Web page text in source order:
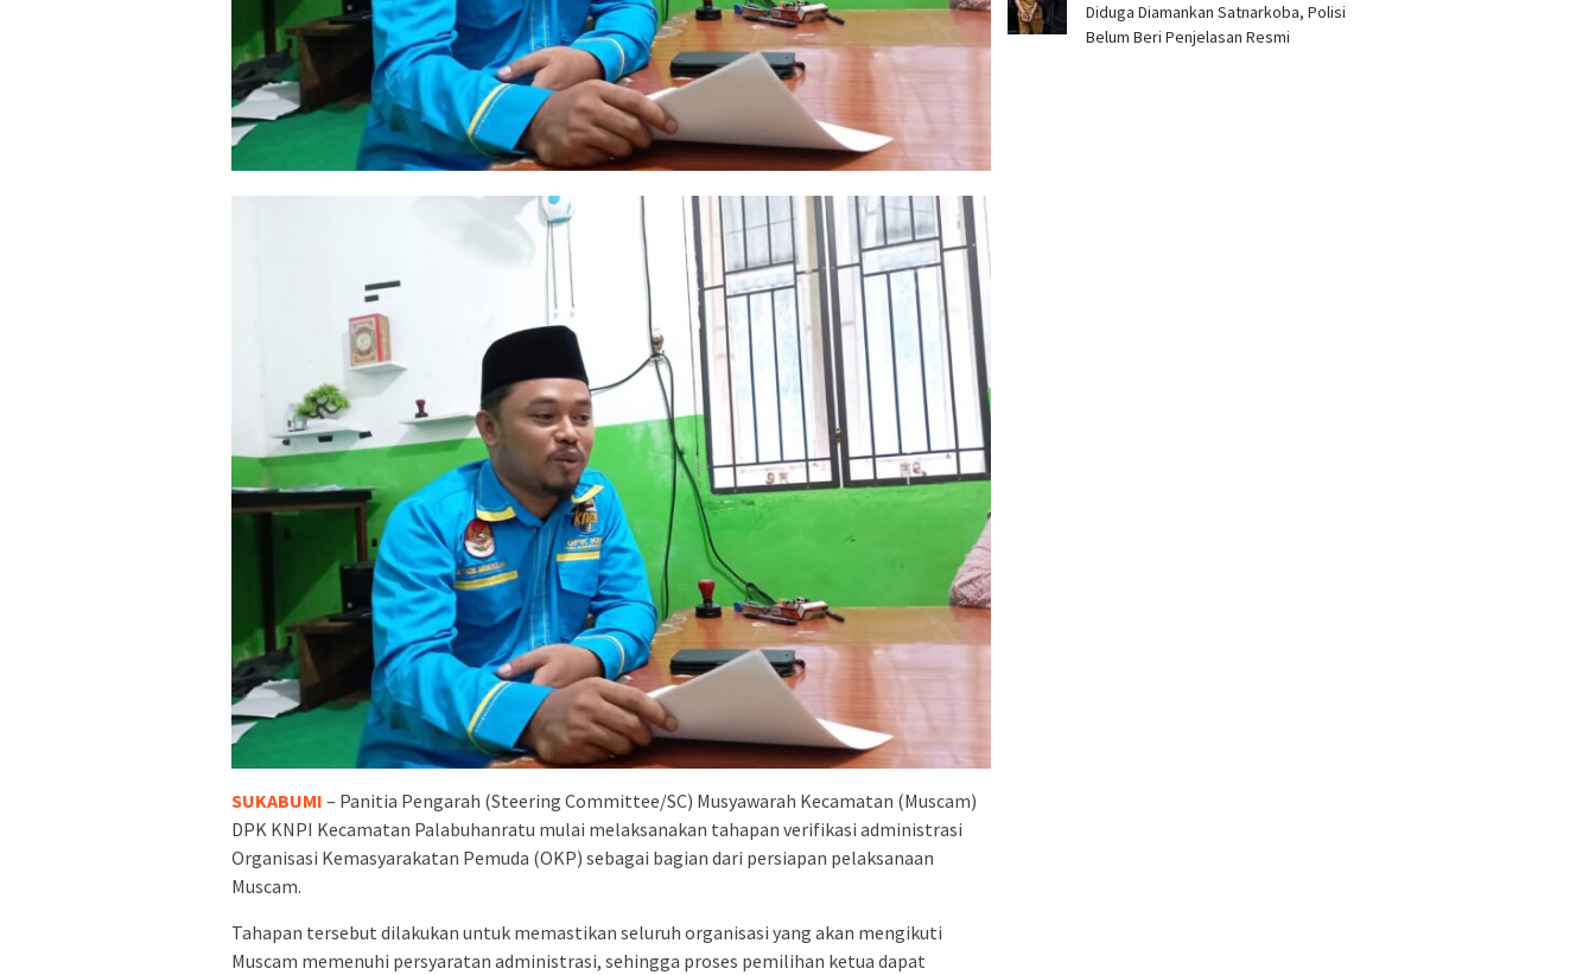
SUKABUMI – Panitia Pengarah (Steering Committee/SC) Musyawarah Kecamatan (Muscam)
DPK KNPI Kecamatan Palabuhanratu mulai melaksanakan tahapan verifikasi administrasi
Organisasi Kemasyarakatan Pemuda (OKP) sebagai bagian dari persiapan pelaksanaan
Muscam.
Tahapan tersebut dilakukan untuk memastikan seluruh organisasi yang akan mengikuti
Muscam memenuhi persyaratan administrasi, sehingga proses pemilihan ketua dapat
Diduga Diamankan Satnarkoba, Polisi
Belum Beri Penjelasan Resmi